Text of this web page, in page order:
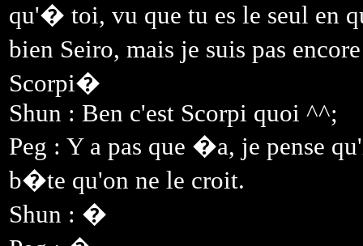
qu'� toi, vu que tu es le seul en
bien Seiro, mais je suis pas
Scorpi�
Shun : Ben c'est Scorpi quoi ^^;
Peg : Y a pas que �a, je pense
b�te qu'on ne le croit.
Shun : �